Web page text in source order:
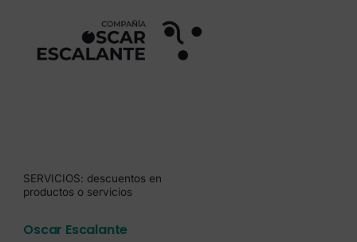
SERVICIOS: descuentos en
productos o servicios
Oscar Escalante